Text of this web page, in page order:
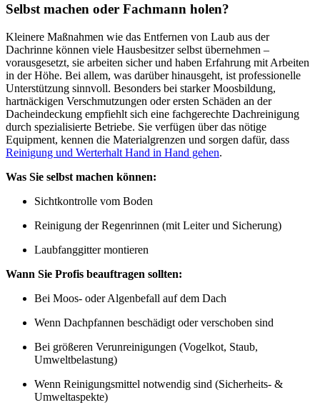
Selbst machen oder Fachmann holen?
Kleinere Maßnahmen wie das Entfernen von Laub aus der
Dachrinne können viele Hausbesitzer selbst übernehmen –
vorausgesetzt, sie arbeiten sicher und haben Erfahrung mit Arbeiten
in der Höhe. Bei allem, was darüber hinausgeht, ist professionelle
Unterstützung sinnvoll. Besonders bei starker Moosbildung,
hartnäckigen Verschmutzungen oder ersten Schäden an der
Dacheindeckung empfiehlt sich eine fachgerechte Dachreinigung
durch spezialisierte Betriebe. Sie verfügen über das nötige
Equipment, kennen die Materialgrenzen und sorgen dafür, dass
Reinigung und Werterhalt Hand in Hand gehen.
Was Sie selbst machen können:
Sichtkontrolle vom Boden
Reinigung der Regenrinnen (mit Leiter und Sicherung)
Laubfanggitter montieren
Wann Sie Profis beauftragen sollten:
Bei Moos- oder Algenbefall auf dem Dach
Wenn Dachpfannen beschädigt oder verschoben sind
Bei größeren Verunreinigungen (Vogelkot, Staub,
Umweltbelastung)
Wenn Reinigungsmittel notwendig sind (Sicherheits- &
Umweltaspekte)